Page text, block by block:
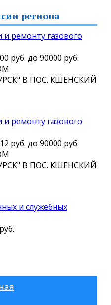
региона
руб. до 90000 руб.
В ПОС. КШЕНСКИЙ
руб. до 90000 руб.
В ПОС. КШЕНСКИЙ